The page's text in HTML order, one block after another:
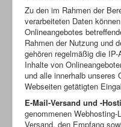
Zu den im Rahmen der
verarbeiteten Daten
Onlineangebotes
Rahmen der Nutzung und
gehören regelmäßig die
Inhalte von
und alle innerhalb unseres
Webseiten getätigten
E-Mail-Versand und -
genommenen
Versand, den Empfang